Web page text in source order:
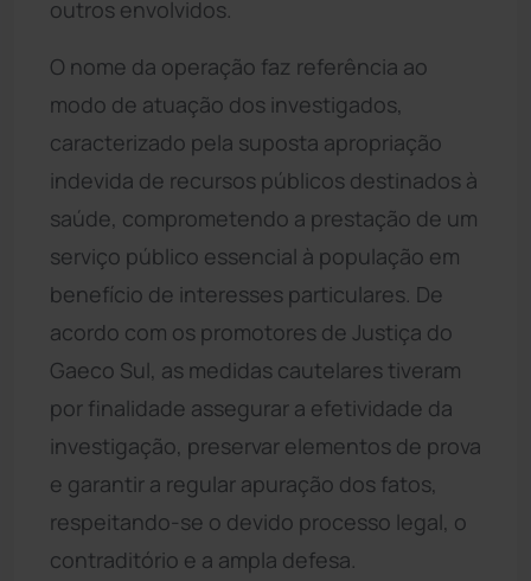
outros envolvidos.
O nome da operação faz referência ao
modo de atuação dos investigados,
caracterizado pela suposta apropriação
indevida de recursos públicos destinados à
saúde, comprometendo a prestação de um
serviço público essencial à população em
benefício de interesses particulares. De
acordo com os promotores de Justiça do
Gaeco Sul, as medidas cautelares tiveram
por finalidade assegurar a efetividade da
investigação, preservar elementos de prova
e garantir a regular apuração dos fatos,
respeitando-se o devido processo legal, o
contraditório e a ampla defesa.